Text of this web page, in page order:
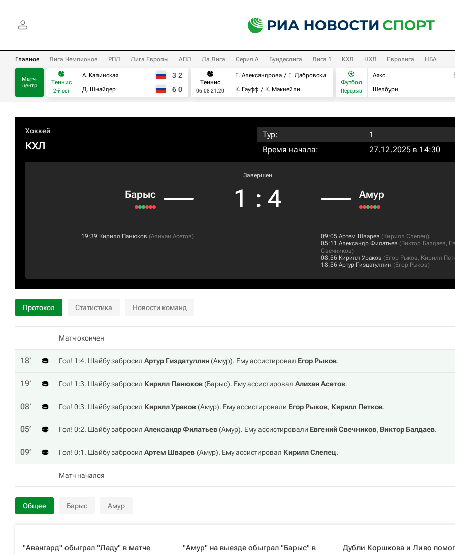
Главное Лига Чемпионов РПЛ Лига Европы АПЛ Ла Лига Серия А Бундеслига Лига 1 КХЛ НХЛ Евролига НБА
Матч-
центр
Теннис
2-й сет
А. Калинская
Д. Шнайдер
3 2
6 0
Теннис
06.08 21:20
Е. Александрова
Г. Дабровски
К. Гауфф
К. Макнейли
Футбол
Перерыв
Аякс
Шелбурн
Хоккей
КХЛ
Тур:
1
Время начала:
27.12.2025 в 14:30
Барыс
Завершен
1 : 4 Амур
19:39 Кирилл Панюков (Алихан Асетов) 09:05 Артем Шварев (Кирилл Слепец)
05:11 Александр Филатьев (Виктор Балдаев,
Свечников)
08:56 Кирилл Ураков (Егор Рыков, Кирилл
18:56 Артур Гиздатуллин (Егор Рыков)
Протокол Статистика Новости команд
Матч окончен
18‎’‎ Гол! 1:4. Шайбу забросил Артур Гиздатуллин(Амур). Ему ассистировал Егор Рыков.
19‎’‎ Гол! 1:3. Шайбу забросил Кирилл Панюков(Барыс). Ему ассистировал Алихан Асетов.
08‎’‎ Гол! 0:3. Шайбу забросил Кирилл Ураков(Амур). Ему ассистировали Егор Рыков, Кирилл Петков.
05‎’‎ Гол! 0:2. Шайбу забросил Александр Филатьев(Амур). Ему ассистировали Евгений Свечников, Виктор Балдаев.
09‎’‎ Гол! 0:1. Шайбу забросил Артем Шварев(Амур). Ему ассистировал Кирилл Слепец.
Матч начался
Общее Барыс Амур
"Авангард" обыграл "Ладу" в матче
"Амур" на выезде обыграл "Барыс" в
Дубли Коршкова и Ливо